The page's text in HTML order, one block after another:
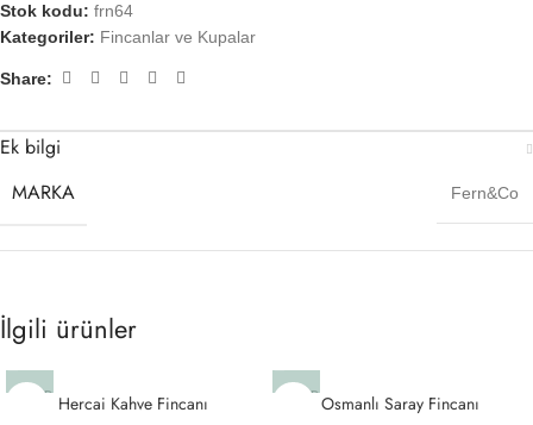
Stok kodu: frn64
Kategoriler: Fincanlar ve Kupalar
Share:
Ek bilgi
MARKA
Fern&Co
İlgili ürünler
SOLD Hercai Kahve Fincanı
SOLDOsmanlı Saray Fincanı